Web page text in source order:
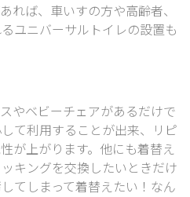
れば、 車いすの方や高齢者、
ユニバーサルトイレの設置も
やベビーチェアがあるだけで
て利用することが出来、リピ
が上がります。 他にも着替え
キングを交換したいときだけ
てしまって着替えたい！なん